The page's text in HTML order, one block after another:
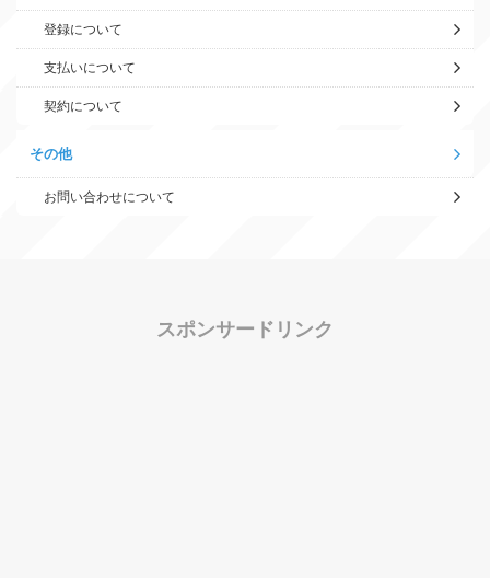
登録について
支払いについて
契約について
その他
お問い合わせについて
スポンサードリンク